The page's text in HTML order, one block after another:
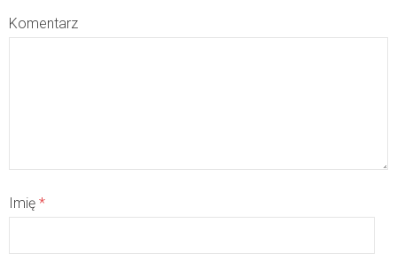
Komentarz
Imię *